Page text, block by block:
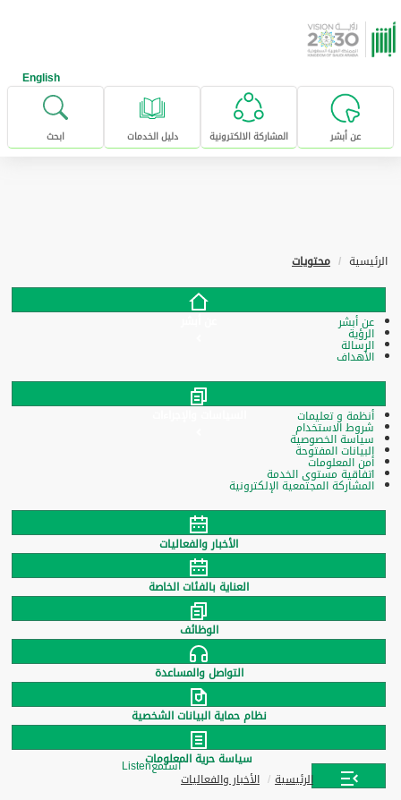
تخطى للإنتقال إلى المحتوى الرئيسي
English
عن أبشر المشاركة الالكترونية دليل الخدمات ابحث
الرئيسية محتويات
عن أبشر
الرؤية
الرسالة
الأهداف
أنظمة و تعليمات
شروط الاستخدام
سياسة الخصوصية
البيانات المفتوحة
أمن المعلومات
اتفاقية مستوى الخدمة
المشاركة المجتمعية الإلكترونية
الأخبار والفعاليات
العناية بالفئات الخاصة
الوظائف
التواصل والمساعدة
نظام حماية البيانات الشخصية
سياسة حرية المعلومات
الرئيسية
الأخبار والفعاليات
استمعListen